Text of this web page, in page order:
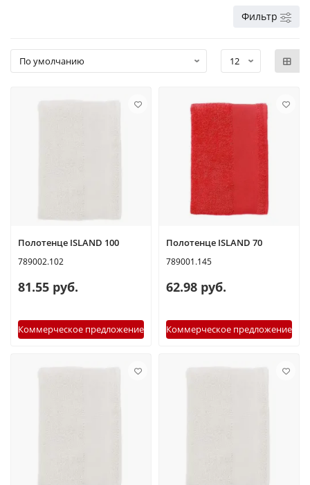
Фильтр
Полотенце ISLAND 100
789002.102
81.55 руб.
Коммерческое предложение
Полотенце ISLAND 70
789001.145
62.98 руб.
Коммерческое предложение